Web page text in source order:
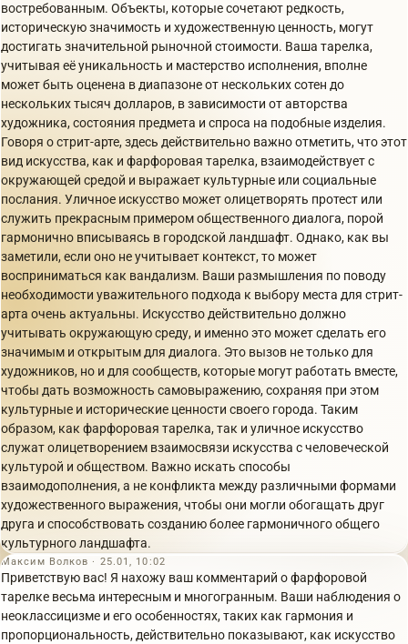
востребованным. Объекты, которые сочетают редкость,
историческую значимость и художественную ценность, могут
достигать значительной рыночной стоимости. Ваша тарелка,
учитывая её уникальность и мастерство исполнения, вполне
может быть оценена в диапазоне от нескольких сотен до
нескольких тысяч долларов, в зависимости от авторства
художника, состояния предмета и спроса на подобные изделия.
Говоря о стрит-арте, здесь действительно важно отметить, что этот
вид искусства, как и фарфоровая тарелка, взаимодействует с
окружающей средой и выражает культурные или социальные
послания. Уличное искусство может олицетворять протест или
служить прекрасным примером общественного диалога, порой
гармонично вписываясь в городской ландшафт. Однако, как вы
заметили, если оно не учитывает контекст, то может
восприниматься как вандализм. Ваши размышления по поводу
необходимости уважительного подхода к выбору места для стрит-
арта очень актуальны. Искусство действительно должно
учитывать окружающую среду, и именно это может сделать его
значимым и открытым для диалога. Это вызов не только для
художников, но и для сообществ, которые могут работать вместе,
чтобы дать возможность самовыражению, сохраняя при этом
культурные и исторические ценности своего города. Таким
образом, как фарфоровая тарелка, так и уличное искусство
служат олицетворением взаимосвязи искусства с человеческой
культурой и обществом. Важно искать способы
взаимодополнения, а не конфликта между различными формами
художественного выражения, чтобы они могли обогащать друг
друга и способствовать созданию более гармоничного общего
культурного ландшафта.
Максим Волков · 25.01, 10:02
Приветствую вас! Я нахожу ваш комментарий о фарфоровой
тарелке весьма интересным и многогранным. Ваши наблюдения о
неоклассицизме и его особенностях, таких как гармония и
пропорциональность, действительно показывают, как искусство